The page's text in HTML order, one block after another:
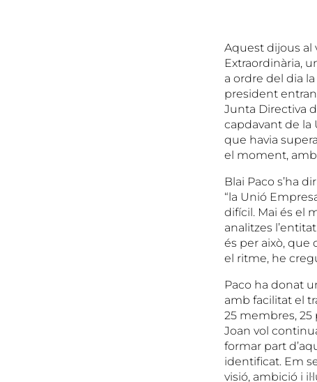
Aquest dijous al
Extraordinària,
a ordre del dia
president
Junta Directiva
capdavant de la
que havia
el moment,
Blai Paco s’ha
“la Unió
difícil. Mai és el
analitzes
és per això, que
el ritme, he
Paco ha donat
amb facilitat el
25 membres,
Joan vol
formar part
identificat. Em
visió, ambició i